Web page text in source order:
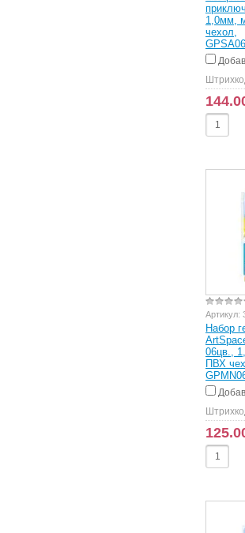
1,0мм,
чехол,
Артикул:
Набор
06цв.,
ПВХ